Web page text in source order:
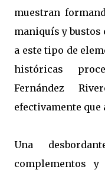
muestran
maniquís y bustos
a este tipo de
históricas
Fernández
efectivamente que
Una
complementos